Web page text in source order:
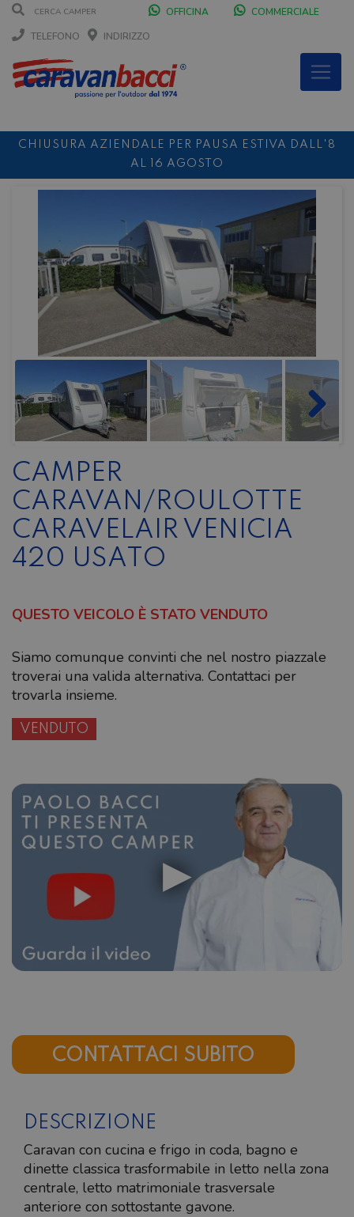
OFFICINA
COMMERCIALE
TELEFONO
INDIRIZZO
CHIUSURA AZIENDALE PER PAUSA ESTIVA DALL'8
AL 16 AGOSTO
DURANTE IL MESE DI AGOSTO SIAMO CHIUSI IL
NOLEGGIO ENTRO IL 31.08
PER I
NOLEGGI DI SETTEMBRE
CAMPER
CARAVAN/ROULOTTE
CARAVELAIR VENICIA
420 USATO
QUESTO VEICOLO È STATO VENDUTO
Siamo comunque convinti che nel nostro piazzale
troverai una valida alternativa. Contattaci per
trovarla insieme.
VENDUTO
CONTATTACI SUBITO
DESCRIZIONE
Caravan con cucina e frigo in coda, bagno e
dinette classica trasformabile in letto nella zona
centrale, letto matrimoniale trasversale
anteriore con sottostante gavone.